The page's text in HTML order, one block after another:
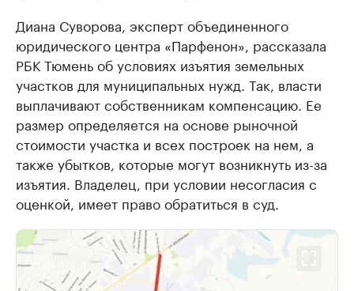
Диана Суворова, эксперт объединенного
юридического центра «Парфенон», рассказала
РБК Тюмень об условиях изъятия земельных
участков для муниципальных нужд. Так, власти
выплачивают собственникам компенсацию. Ее
размер определяется на основе рыночной
стоимости участка и всех построек на нем, а
также убытков, которые могут возникнуть из-за
изъятия. Владелец, при условии несогласия с
оценкой, имеет право обратиться в суд.